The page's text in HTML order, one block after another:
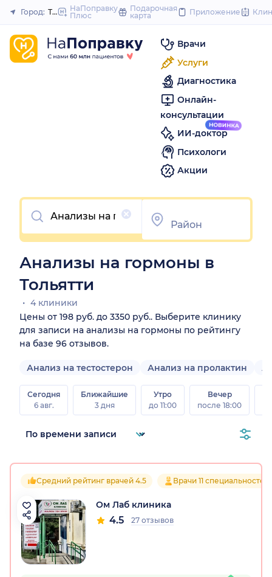
to
Закрыть
Город: ТольяттиНаПоправку
Плюс
Подарочная
карта
Приложение
Врачи
Услуги
Диагностика
Онлайн-
консультации
ИИ-доктор
Психологи
Акции
Очистить
Анализы на гормоны в
Тольятти
4 клиники
Цены от 198 руб. до 3350 руб.. Выберите клинику
для записи на анализы на гормоны по рейтингу
на базе 96 отзывов.
Анализ на тестостерон Анализ на пролактин
Сегодня
6 авг.
Ближайшие
3 дня
Утро
до 11:00
Вечер
после 18:00
Средний рейтинг врачей 4.5 Врачи 11 специальностей
Ом Лаб клиника
4.5 27 отзывов